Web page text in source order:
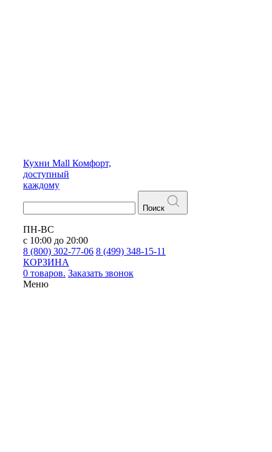
Кухни Mall Комфорт,
доступный
каждому
Поиск
ПН-ВС
с 10:00 до 20:00
8 (800) 302-77-06 8 (499) 348-15-11
КОРЗИНА
0 товаров. Заказать звонок
Меню